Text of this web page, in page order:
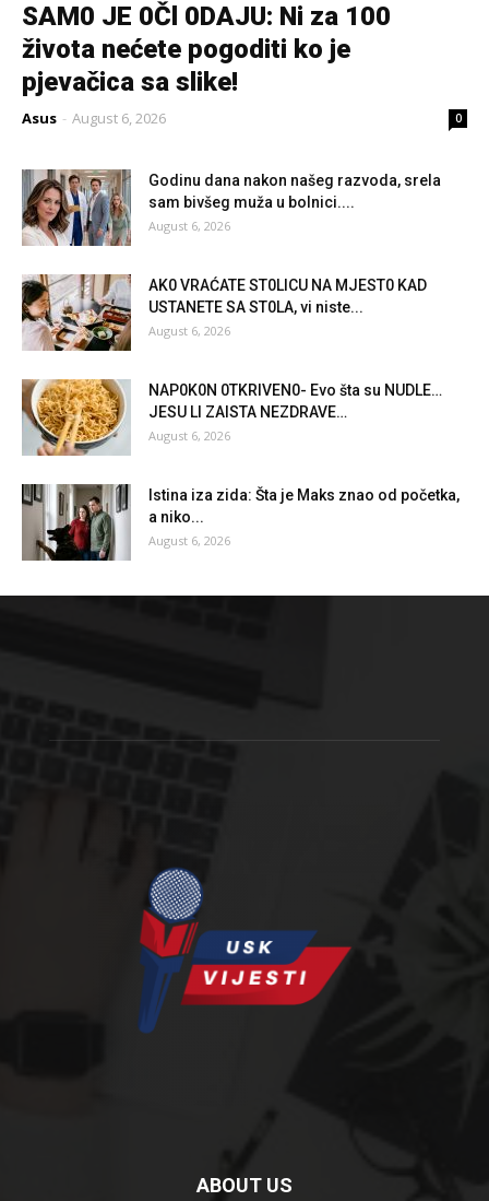
SAM0 JE 0Čl 0DAJU: Ni za 100
života nećete pogoditi ko je
pjevačica sa slike!
Asus - August 6, 2026 0
Godinu dana nakon našeg razvoda, srela
sam bivšeg muža u bolnici....
August 6, 2026
AK0 VRAĆATE ST0LlCU NA MJEST0 KAD
USTANETE SA ST0LA, vi niste...
August 6, 2026
NAP0K0N 0TKRlVEN0- Evo šta su NUDLE…
JESU Ll ZAlSTA NEZDRAVE…
August 6, 2026
Istina iza zida: Šta je Maks znao od početka,
a niko...
August 6, 2026
ABOUT US